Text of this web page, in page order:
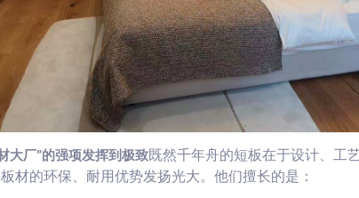
大厂”的强项发挥到极致既然千年舟的短板在于设计、工
材的环保、耐用优势发扬光大。他们擅长的是：